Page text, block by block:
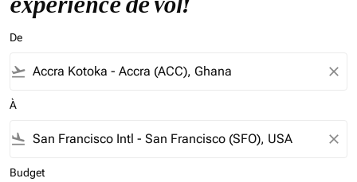
De
flight_takeoff close
À
flight_land close
Budget